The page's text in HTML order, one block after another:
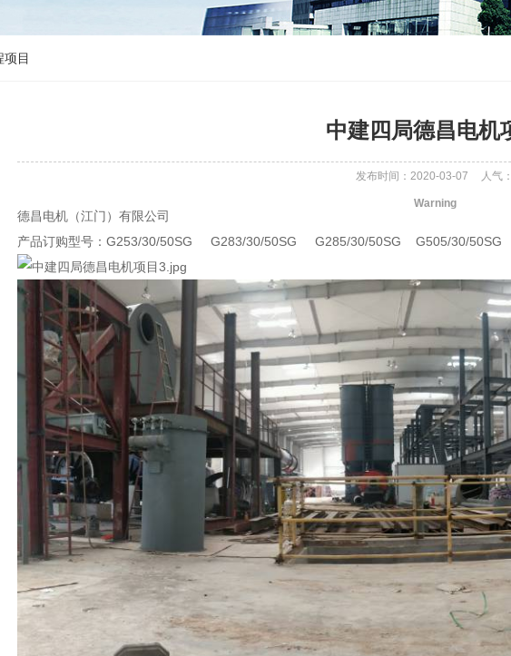
项目
中建四局德昌电机
发布时间：2020-03-07 人气
Warning
德昌电机（江门）有限公司
产品订购型号：G253/30/50SG G283/30/50SG G285/30/50SG G505/30/50SG